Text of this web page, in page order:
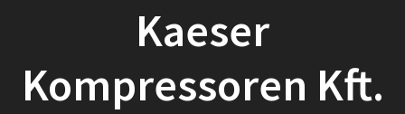
Kaeser
Kompressoren Kft.